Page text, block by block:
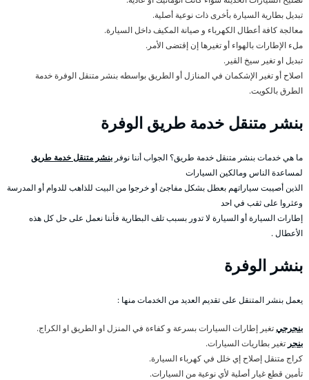
تبديل بطارية السيارة بأخرى ذات نوعية أصلية.
معالجة كافة أعطال الكهرباء و صيانة المكيف داخل السيارة.
ملء الإطارات بالهواء أو تغيرها إن إقتضى الأمر.
تبديل او تغير سيخ القير.
اصلاح أو تغير الإشكمان في المنازل أو الطريق بواسطه بنشر متنقل الوفرة خدمة
الطرق بالكويت.
بنشر متنقل خدمة طريق الوفرة
ما هي خدمات بنشر متنقل خدمة طريق؟ الجواب أننا نوفر بنشر متنقل خدمة طريق
لمساعدة الناس ومالكين السيارات
الذين أصيبت سياراتهم بعطل بشكل مفاجئ أو خرجوا من البيت للذاهب للدوام أو المدرسة
وعثروا على ثقب في احد
إطارات السيارة أو السيارة لا تدور بسبب تلف البطارية فأننا نعمل على حل كل هذه
الأعطال .
بنشر الوفرة
يعمل بنشر المتنقل على تقديم العديد من الخدمات منها :
بنجرجيتغير إطارات السيارات بسرعة و كفاءة في المنزل او الطريق او الكراج.
بنجر تغير بطاريات السيارات.
كراج متنقل إصلاح إي خلل في كهرباء السيارة.
تأمين قطع غيار أصلية لأي نوعية من السيارات.